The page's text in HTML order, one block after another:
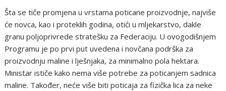
Šta se tiče promjena u vrstama poticane proizvodnje, najviše
će novca, kao i proteklih godina, otići u mljekarstvo, dakle
granu poljoprivrede stratešku za Federaciju. U ovogodišnjem
Programu je po prvi put uvedena i novčana podrška za
proizvodnju maline i lješnjaka, za minimalno pola hektara.
Ministar ističe kako nema više potrebe za poticanjem sadnica
maline. Također, neće više biti poticaja za fizička lica za neke